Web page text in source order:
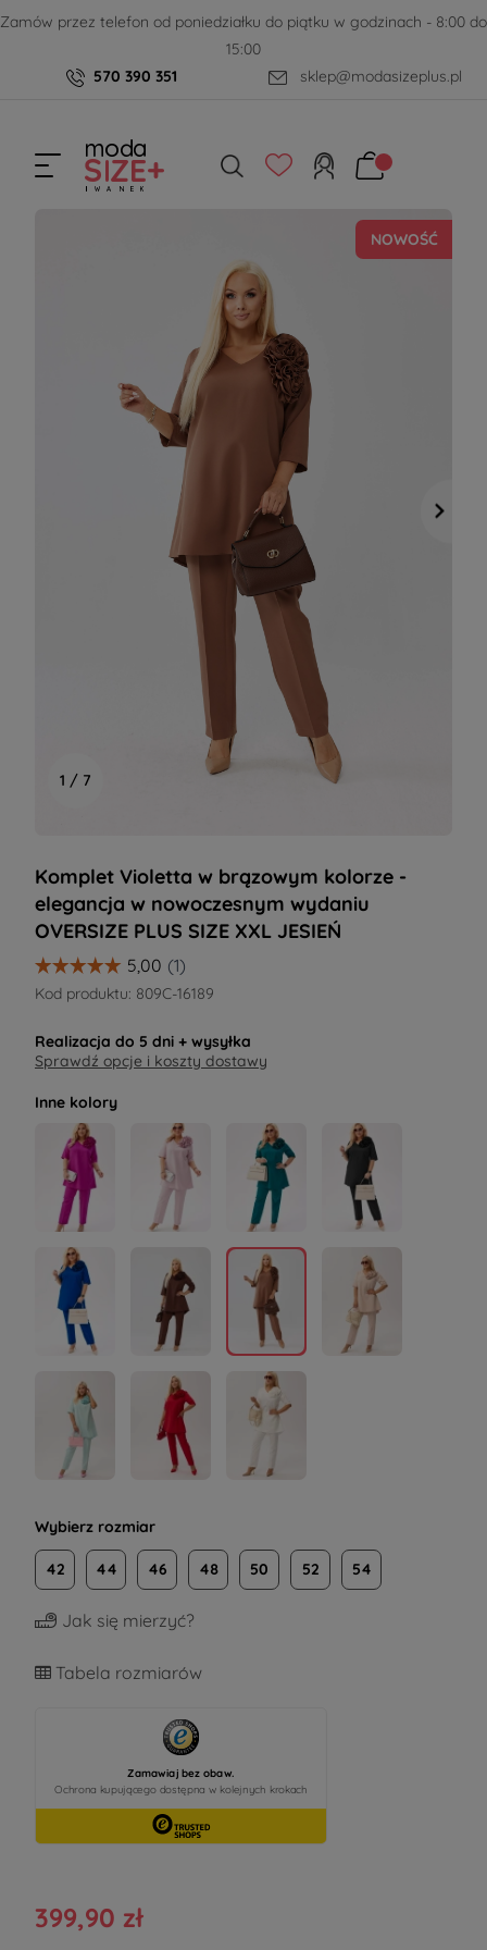
Zamów przez telefon od poniedziałku do piątku w godzinach - 8:00 do
15:00
570 390 351
sklep@modasizeplus.pl
NOWOŚĆ
1 / 7
Komplet Violetta w brązowym kolorze -
elegancja w nowoczesnym wydaniu
OVERSIZE PLUS SIZE XXL JESIEŃ
Kod produktu: 809C-16189
Realizacja do 5 dni + wysyłka
Sprawdź opcje i koszty dostawy
Inne kolory
Wybierz rozmiar
42 44 46 48 50 52 54
Jak się mierzyć?
Tabela rozmiarów
399,90 zł